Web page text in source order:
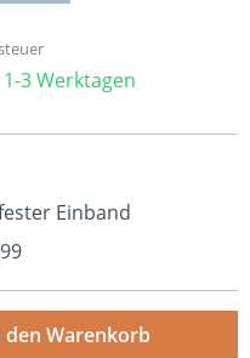
3 Werktagen
Einband
gewünschten
den Warenkorb